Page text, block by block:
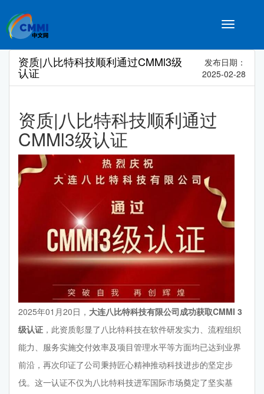
Toggle
资质|八比特科技顺利通过CMMl3级
认证
发布日期：
2025-02-28
资质|八比特科技顺利通过
CMMl3级认证
2025年01月20日， 大连八比特科技有限公司成功获取CMMI 3
级认证 ，此资质彰显了八比特科技在软件研发实力、流程组织
能力、服务实施交付效率及项目管理水平等方面均已达到业界
前沿，再次印证了公司秉持匠心精神推动科技进步的坚定步
伐。这一认证不仅为八比特科技进军国际市场奠定了坚实基